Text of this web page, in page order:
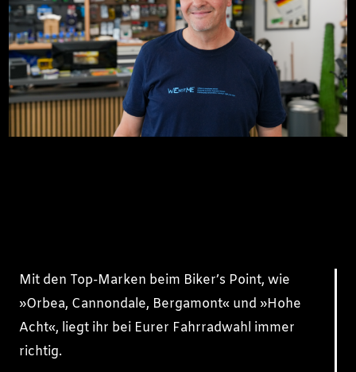
Mit den Top-Marken beim Biker’s Point, wie
»Orbea, Cannondale, Bergamont« und »Hohe
Acht«, liegt ihr bei Eurer Fahrradwahl immer
richtig.